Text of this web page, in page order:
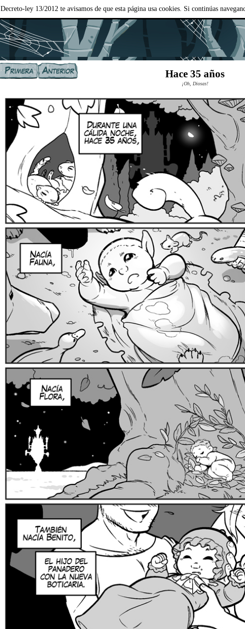
ley 13/2012 te avisamos de que esta página usa cookies. Si continúas
Hace 35 años
¡Oh, Diosas!